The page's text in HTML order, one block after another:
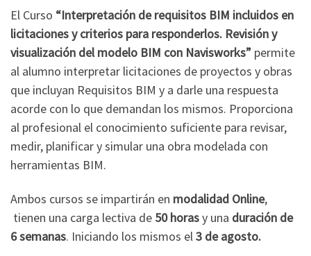
El Curso “Interpretación de requisitos BIM incluidos en
licitaciones y criterios para responderlos. Revisión y
visualización del modelo BIM con Navisworks” permite
al alumno interpretar licitaciones de proyectos y obras
que incluyan Requisitos BIM y a darle una respuesta
acorde con lo que demandan los mismos. Proporciona
al profesional el conocimiento suficiente para revisar,
medir, planificar y simular una obra modelada con
herramientas BIM.
Ambos cursos se impartirán en modalidad Online,
tienen una carga lectiva de 50 horasy una duración de
6 semanas. Iniciando los mismos el3 de agosto.